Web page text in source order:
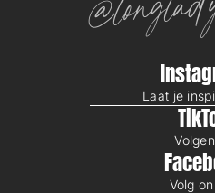
Laat je
Volg